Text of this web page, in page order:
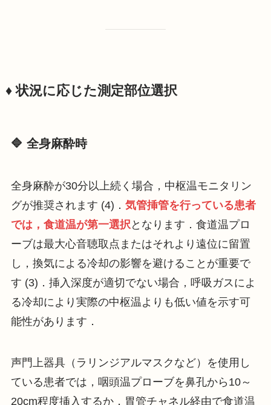
♦️ 状況に応じた測定部位選択
🔷 全身麻酔時
全身麻酔が30分以上続く場合，中枢温モニタリン
グが推奨されます (4)． 気管挿管を行っている患者
では，食道温が第一選択 となります．食道温プロ
ーブは最大心音聴取点またはそれより遠位に留置
し，換気による冷却の影響を避けることが重要で
す (3)．挿入深度が適切でない場合，呼吸ガスによ
る冷却により実際の中枢温よりも低い値を示す可
能性があります．
声門上器具（ラリンジアルマスクなど）を使用し
ている患者では，咽頭温プローブを鼻孔から10～
20cm程度挿入するか，胃管チャネル経由で食道温